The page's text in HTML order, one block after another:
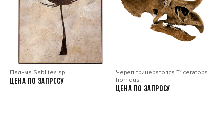
Пальма Sablites sp.
Цена по запросу
Череп трицератопса Triceratops
horridus
Цена по запросу